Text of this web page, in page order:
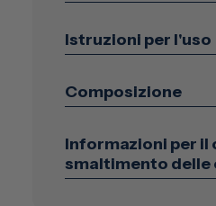
Istruzioni per l'uso
Composizione
Informazioni per
smaltimento delle